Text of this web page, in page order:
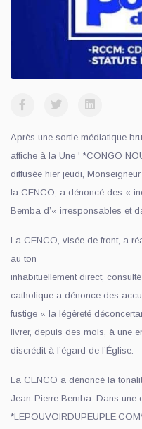
Après une sortie médiatique
affiche à la Une ' *CONGO
diffusée hier jeudi,
la CENCO, a dénoncé des «
Bemba d’« irresponsables et
La CENCO, visée de front, a
au ton
inhabituellement direct,
catholique a dénonce des
fustige « la légèreté
livrer, depuis des mois, à une
discrédit à l’égard de l’Église.
La CENCO a dénoncé la
Jean-Pierre Bemba. Dans une